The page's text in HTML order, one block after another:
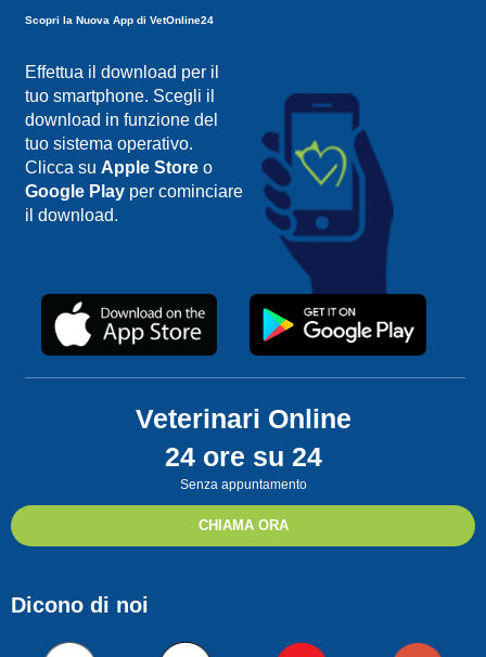
Scopri la Nuova App di VetOnline24
Effettua il download per il
tuo smartphone. Scegli il
download in funzione del
tuo sistema operativo.
Clicca su Apple Storeo
Google Playper cominciare
il download.
Veterinari Online
24 ore su 24
Senza appuntamento
CHIAMA ORA
Dicono di noi